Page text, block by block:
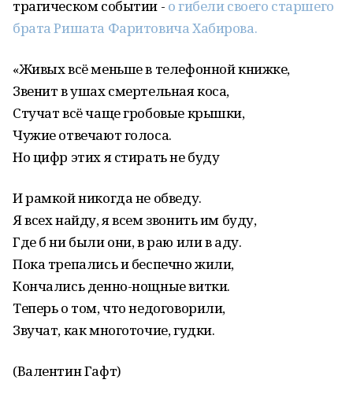
трагическом событии - о гибели своего старшего
брата Ришата Фаритовича Хабирова.
«Живых всё меньше в телефонной книжке,
Звенит в ушах смертельная коса,
Стучат всё чаще гробовые крышки,
Чужие отвечают голоса.
Но цифр этих я стирать не буду
И рамкой никогда не обведу.
Я всех найду, я всем звонить им буду,
Где б ни были они, в раю или в аду.
Пока трепались и беспечно жили,
Кончались денно-нощные витки.
Теперь о том, что недоговорили,
Звучат, как многоточие, гудки.
(Валентин Гафт)